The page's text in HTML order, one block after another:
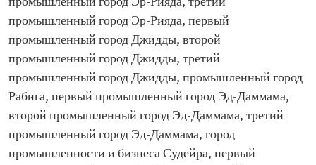
промышленный город Эр-Рияда, первый
промышленный город Джидды, второй
промышленный город Джидды, третий
промышленный город Джидды, промышленный город
Рабига, первый промышленный город Эд-Даммама,
второй промышленный город Эд-Даммама, третий
промышленный город Эд-Даммама, город
промышленности и бизнеса Судейра, первый